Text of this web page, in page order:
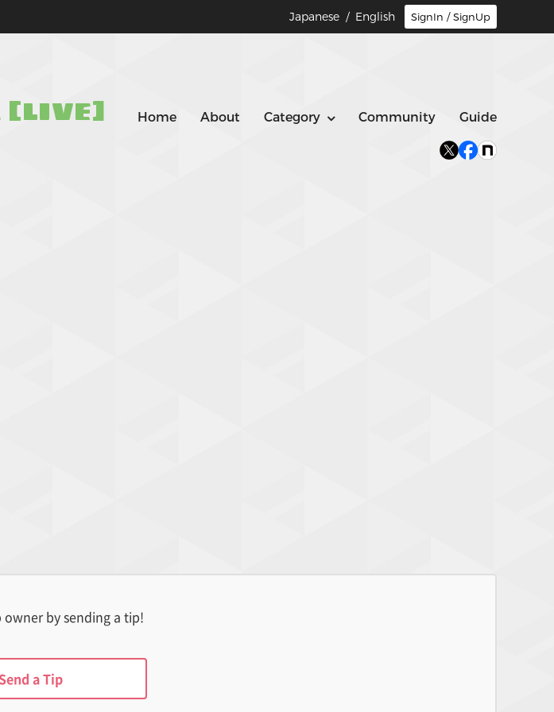
SignIn / SignUp
Japanese / English
[LIVE] Home About Category Community Guide
by sending a tip!
Send a Tip